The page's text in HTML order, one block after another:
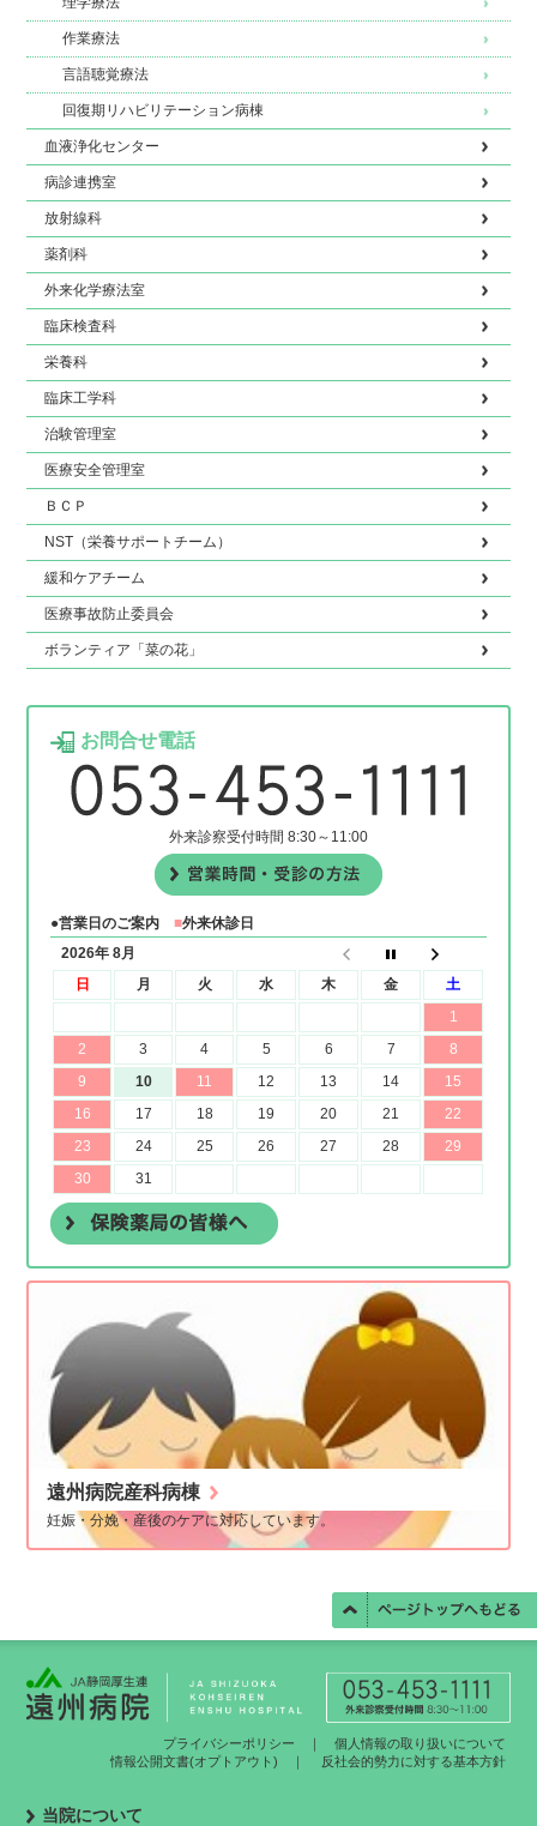
作業療法
言語聴覚療法
回復期リハビリテーション病棟
血液浄化センター
病診連携室
放射線科
薬剤科
外来化学療法室
臨床検査科
栄養科
臨床工学科
治験管理室
医療安全管理室
ＢＣＰ
NST（栄養サポートチーム）
緩和ケアチーム
医療事故防止委員会
ボランティア「菜の花」
お問合せ電話
外来診察受付時間 8:30～11:00
●営業日のご案内■外来休診日
遠州病院産科病棟
妊娠・分娩・産後のケアに対応しています。
プライバシーポリシー ｜個人情報の取り扱いについて
情報公開文書(オプトアウト)
｜ 反社会的勢力に対する基本方針
当院について